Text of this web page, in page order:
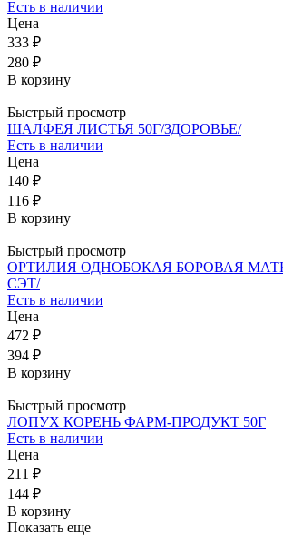
Есть в наличии
Цена
333 ₽
280 ₽
В корзину
Быстрый просмотр
ШАЛФЕЯ ЛИСТЬЯ 50Г/ЗДОРОВЬЕ/
Есть в наличии
Цена
140 ₽
116 ₽
В корзину
Быстрый просмотр
ОРТИЛИЯ ОДНОБОКАЯ БОРОВАЯ
СЭТ/
Есть в наличии
Цена
472 ₽
394 ₽
В корзину
Быстрый просмотр
ЛОПУХ КОРЕНЬ ФАРМ-ПРОДУКТ 50Г
Есть в наличии
Цена
211 ₽
144 ₽
В корзину
Показать еще